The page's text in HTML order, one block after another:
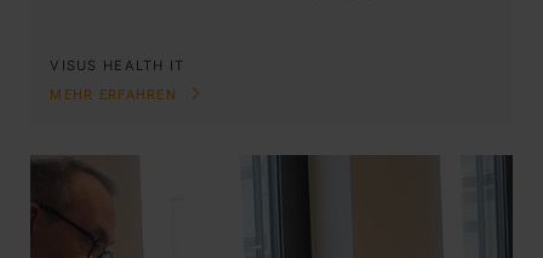
VISUS HEALTH IT
MEHR ERFAHREN